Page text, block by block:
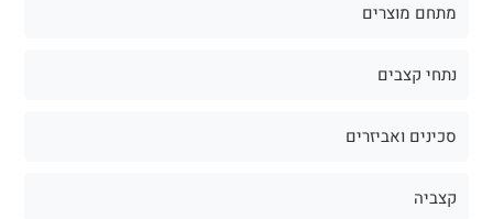
מתחם מוצרים
נתחי קצבים
סכינים ואביזרים
קצביה